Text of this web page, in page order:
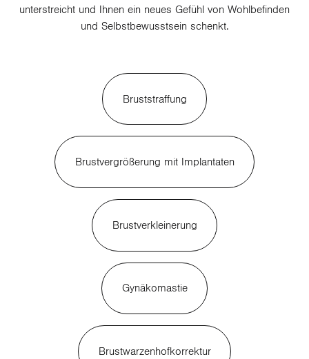
unterstreicht und Ihnen ein neues Gefühl von Wohlbefinden
und Selbstbewusstsein schenkt.
Bruststraffung
Brustvergrößerung mit Implantaten
Brustverkleinerung
Gynäkomastie
Brustwarzenhofkorrektur